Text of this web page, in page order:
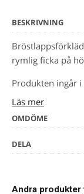
BESKRIVNING
rymlig ficka på
Produkten ingår
Mörkblå
75 X 110 cm
Miljöbättre tyg
Reglerbart
Tvättbar i 85°C
Läs mer
OMDÖME
DELA
Andra produkter